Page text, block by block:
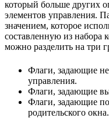
который больше других
элементов управления.
значением, которое
составленную из набора
можно разделить на три
Флаги, задающие
управления.
Флаги, задающие
Флаги, задающие
родительского окна.